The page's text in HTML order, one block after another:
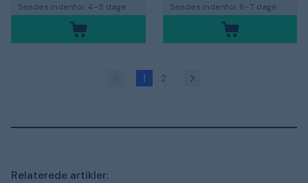
Sendes indenfor 4-5 dage Sendes indenfor 6-7 dage
1 2
Relaterede artikler: